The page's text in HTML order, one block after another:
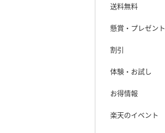
送料無料
懸賞・プレゼント
割引
体験・お試し
お得情報
楽天のイベント